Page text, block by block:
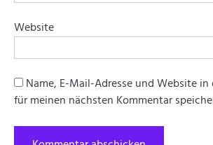
Website
Name, E-Mail-Adresse und Website
für meinen nächsten Kommentar